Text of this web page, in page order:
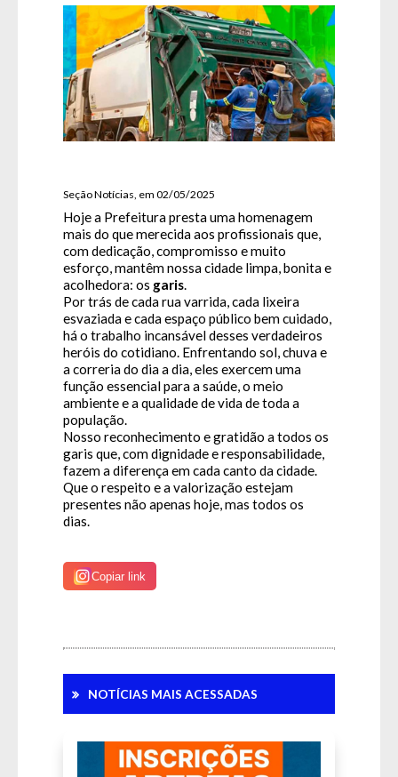
Seção Notícias, em 02/05/2025
Hoje a Prefeitura presta uma homenagem
mais do que merecida aos profissionais que,
com dedicação, compromisso e muito
esforço, mantêm nossa cidade limpa, bonita e
acolhedora: os garis.
Por trás de cada rua varrida, cada lixeira
esvaziada e cada espaço público bem cuidado,
há o trabalho incansável desses verdadeiros
heróis do cotidiano. Enfrentando sol, chuva e
a correria do dia a dia, eles exercem uma
função essencial para a saúde, o meio
ambiente e a qualidade de vida de toda a
população.
Nosso reconhecimento e gratidão a todos os
garis que, com dignidade e responsabilidade,
fazem a diferença em cada canto da cidade.
Que o respeito e a valorização estejam
presentes não apenas hoje, mas todos os
dias.
Copiar link
NOTÍCIAS MAIS ACESSADAS
Acessibilidade
Webmail
Digite apenas o "usuário" sem @dominio!